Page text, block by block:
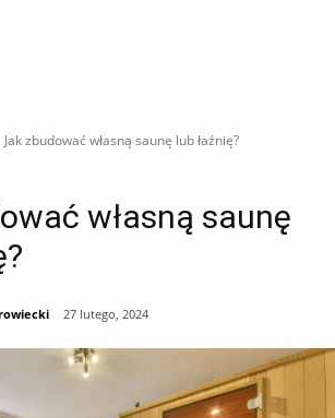
Jak zbudować własną saunę lub łaźnię?
własną saunę
27 lutego, 2024